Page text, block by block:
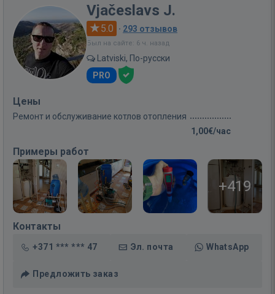
Vjačeslavs J.
5.0 · 293 отзывов
Был на сайте: 6 ч. назад
Latviski, По-русски
PRO
Цены
Ремонт и обслуживание котлов отопления
1,00€/час
Примеры работ
+419
Контакты
+371 *** *** 47 Эл. почта WhatsApp
Предложить заказ